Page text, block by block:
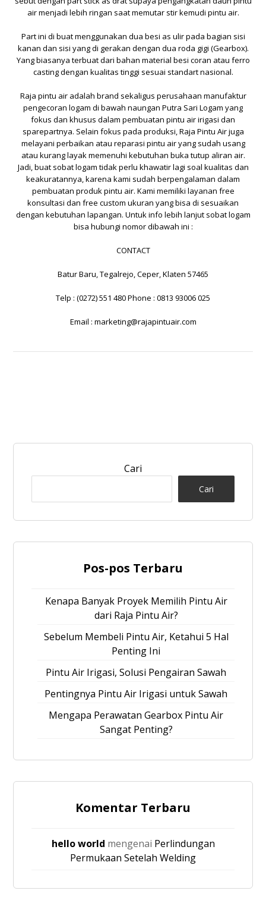
air menjadi lebih ringan saat memutar stir kemudi pintu air.
Part ini di buat menggunakan dua besi as ulir pada bagian sisi
kanan dan sisi yang di gerakan dengan dua roda gigi (Gearbox).
Yang biasanya terbuat dari bahan material besi coran atau ferro
casting dengan kualitas tinggi sesuai standart nasional.
Raja pintu airadalah brand sekaligus perusahaan manufaktur
pengecoran logam di bawah naungan Putra Sari Logam yang
fokus dan khusus dalam pembuatan pintu air irigasi dan
sparepartnya. Selain fokus pada produksi,Raja Pintu Airjuga
melayani perbaikan atau reparasi pintu air yang sudah usang
atau kurang layak memenuhi kebutuhan buka tutup aliran air.
Jadi, buat sobat logam tidak perlu khawatir lagi soal kualitas dan
keakuratannya, karena kami sudah berpengalaman dalam
pembuatan produk pintu air. Kami memiliki layanan free
konsultasi dan free custom ukuran yang bisa di sesuaikan
dengan kebutuhan lapangan. Untuk info lebih lanjut sobat logam
bisa hubungi nomor dibawah ini :
CONTACT
Batur Baru, Tegalrejo, Ceper, Klaten 57465
Telp : (0272) 551 480 Phone : 0813 93006 025
Email : marketing@rajapintuair.com
Cari
Cari
Pos-pos Terbaru
Kenapa Banyak Proyek Memilih Pintu Air
dari Raja Pintu Air?
Sebelum Membeli Pintu Air, Ketahui 5 Hal
Penting Ini
Pintu Air Irigasi, Solusi Pengairan Sawah
Pentingnya Pintu Air Irigasi untuk Sawah
Mengapa Perawatan Gearbox Pintu Air
Sangat Penting?
Komentar Terbaru
hello world mengenai Perlindungan
Permukaan Setelah Welding